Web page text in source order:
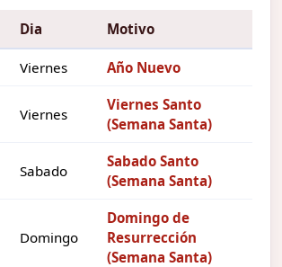
Dia Motivo
Viernes Año Nuevo
Viernes
Viernes Santo
(Semana Santa)
Sabado
Sabado Santo
(Semana Santa)
Domingo
Domingo de
Resurrección
(Semana Santa)